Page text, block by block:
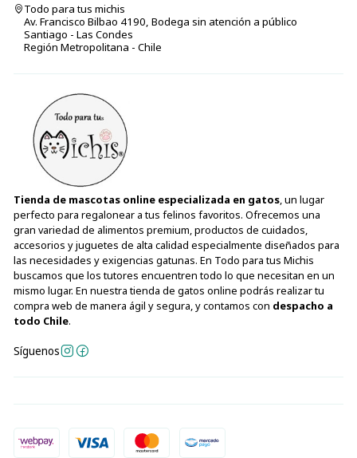
Todo para tus michis
Av. Francisco Bilbao 4190, Bodega sin atención a público
Santiago - Las Condes
Región Metropolitana - Chile
Tienda de mascotas online especializada en gatos, un lugar
perfecto para regalonear a tus felinos favoritos. Ofrecemos una
gran variedad de alimentos premium, productos de cuidados,
accesorios y juguetes de alta calidad especialmente diseñados para
las necesidades y exigencias gatunas. En Todo para tus Michis
buscamos que los tutores encuentren todo lo que necesitan en un
mismo lugar. En nuestra tienda de gatos online podrás realizar tu
compra web de manera ágil y segura, y contamos con despacho a
todo Chile.
Síguenos